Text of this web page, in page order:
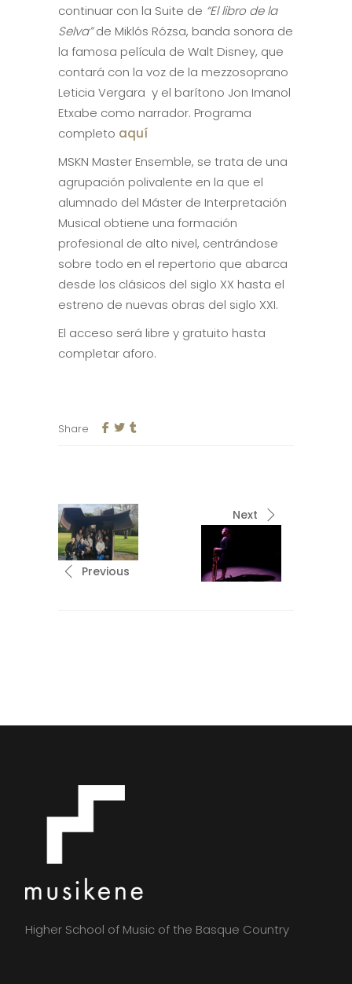
continuar con la Suite de “El libro de la
Selva”de Miklós Rózsa, banda sonora de
la famosa película de Walt Disney, que
contará con la voz de la mezzosoprano
Leticia Vergara y el barítono Jon Imanol
Etxabe como narrador. Programa
completo aquí
MSKN Master Ensemble, se trata de una
agrupación polivalente en la que el
alumnado del Máster de Interpretación
Musical obtiene una formación
profesional de alto nivel, centrándose
sobre todo en el repertorio que abarca
desde los clásicos del siglo XX hasta el
estreno de nuevas obras del siglo XXI.
El acceso será libre y gratuito hasta
completar aforo.
Share
Previous
Next
Higher School of Music of the Basque Country